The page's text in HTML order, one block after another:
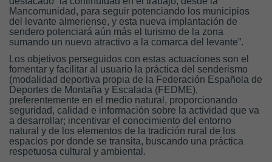
Mancomunidad, para seguir potenciando los municipios
del levante almeriense, y esta nueva implantación de
sendero potenciará aún más el turismo de la zona
sumando un nuevo atractivo a la comarca del levante”.
Los objetivos perseguidos con estas actuaciones son el
fomentar y facilitar al usuario la práctica del senderismo
(modalidad deportiva propia de la Federación Española de
Deportes de Montaña y Escalada (FEDME),
preferentemente en el medio natural, proporcionando
seguridad, calidad e información sobre la actividad que va
a desarrollar; incentivar el conocimiento del entorno
natural y de los elementos de la tradición rural de los
espacios por donde se transita, buscando una práctica
respetuosa cultural y ambiental.